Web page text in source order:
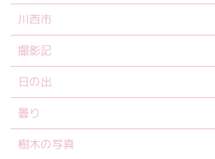
川西市
撮影記
日の出
曇り
樹木の写真